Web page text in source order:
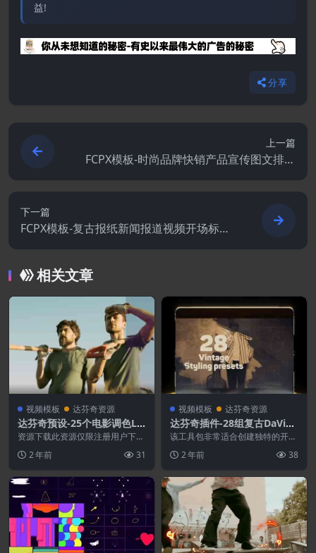
益!
分享
上一篇
FCPX模板-时尚品牌快销产品宣传图文排版
展示动画
下一篇
FCPX模板-复古报纸新闻报道视频开场标题
动画
相关文章
视频模板 达芬奇资源
达芬奇预设-25个电影调色LU
T预设包 25 LUTs pack
资源下载此资源仅限注册用户下
保证所有资源永久更新资...
2 年前 31
视频模板 达芬奇资源
达芬奇插件-28组复古DaVinc
i Resolve视频系列预设
该工具包非常适合创建独特的开场
所有预设都包含各种可...
2 年前 38